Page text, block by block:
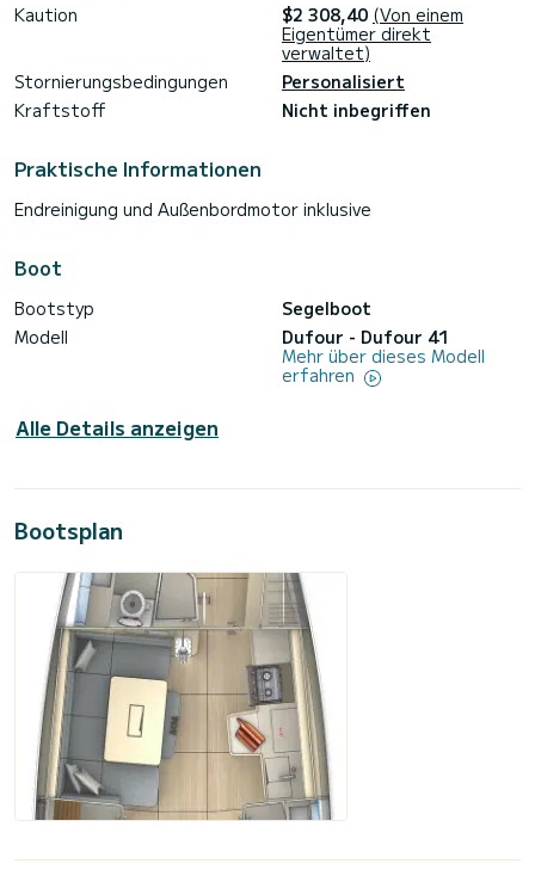
Kaution $2 308,40 (Von einem
Eigentümer direkt
verwaltet)
Stornierungsbedingungen
Personalisiert
Kraftstoff
Nicht inbegriffen
Praktische Informationen
Endreinigung und Außenbordmotor inklusive
Boot
Bootstyp
Segelboot
Modell
Dufour - Dufour 41
Mehr über dieses Modell
erfahren
Alle Details anzeigen
Bootsplan